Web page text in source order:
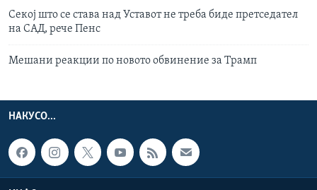
Секој што се става над Уставот не треба биде претседател
на САД, рече Пенс
Мешани реакции по новото обвинение за Трамп
НАКУСО...